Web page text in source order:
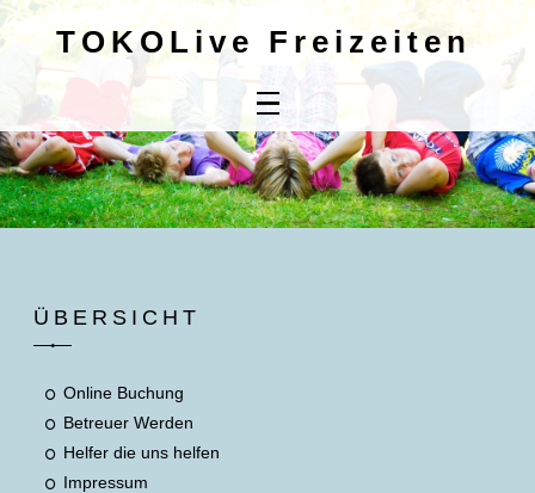
Home
Buchung
Kontaktdaten
TOKOLive Freizeiten
ÜBERSICHT
Online Buchung
Betreuer Werden
Helfer die uns helfen
Impressum